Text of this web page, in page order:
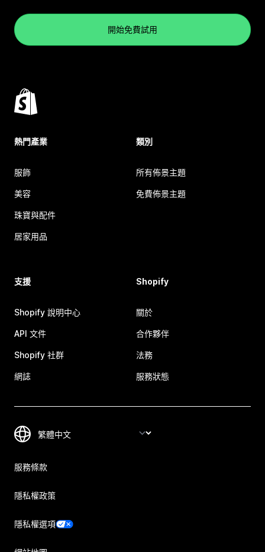
開始免費試用
熱門產業
服飾
美容
珠寶與配件
居家用品
類別
所有佈景主題
免費佈景主題
支援
Shopify 說明中心
API 文件
Shopify 社群
網誌
Shopify
關於
合作夥伴
法務
服務狀態
服務條款
隱私權政策
隱私權選項